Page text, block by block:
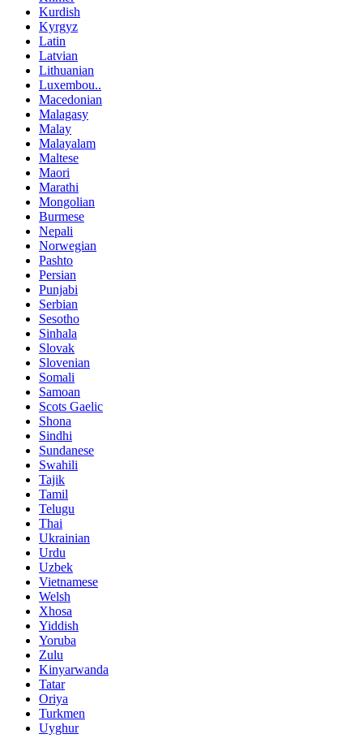
Kurdish
Kyrgyz
Latin
Latvian
Lithuanian
Luxembou..
Macedonian
Malagasy
Malay
Malayalam
Maltese
Maori
Marathi
Mongolian
Burmese
Nepali
Norwegian
Pashto
Persian
Punjabi
Serbian
Sesotho
Sinhala
Slovak
Slovenian
Somali
Samoan
Scots Gaelic
Shona
Sindhi
Sundanese
Swahili
Tajik
Tamil
Telugu
Thai
Ukrainian
Urdu
Uzbek
Vietnamese
Welsh
Xhosa
Yiddish
Yoruba
Zulu
Kinyarwanda
Tatar
Oriya
Turkmen
Uyghur